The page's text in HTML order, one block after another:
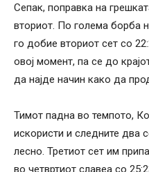
Сепак, поправка на
вториот. По голема борба
го добие вториот сет со
овој момент, па се до
да најде начин како да
Тимот падна во темпото,
искористи и следните два
лесно. Третиот сет им
во четвртиот славеа со